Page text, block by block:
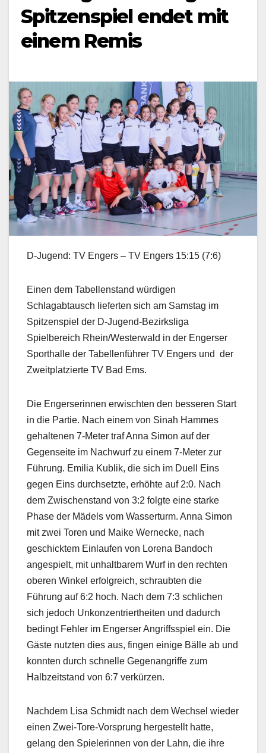
Spitzenspiel endet mit
einem Remis
D-Jugend: TV Engers – TV Engers 15:15 (7:6)
Einen dem Tabellenstand würdigen
Schlagabtausch lieferten sich am Samstag im
Spitzenspiel der D-Jugend-Bezirksliga
Spielbereich Rhein/Westerwald in der Engerser
Sporthalle der Tabellenführer TV Engers und der
Zweitplatzierte TV Bad Ems.
Die Engerserinnen erwischten den besseren Start
in die Partie. Nach einem von Sinah Hammes
gehaltenen 7-Meter traf Anna Simon auf der
Gegenseite im Nachwurf zu einem 7-Meter zur
Führung. Emilia Kublik, die sich im Duell Eins
gegen Eins durchsetzte, erhöhte auf 2:0. Nach
dem Zwischenstand von 3:2 folgte eine starke
Phase der Mädels vom Wasserturm. Anna Simon
mit zwei Toren und Maike Wernecke, nach
geschicktem Einlaufen von Lorena Bandoch
angespielt, mit unhaltbarem Wurf in den rechten
oberen Winkel erfolgreich, schraubten die
Führung auf 6:2 hoch. Nach dem 7:3 schlichen
sich jedoch Unkonzentriertheiten und dadurch
bedingt Fehler im Engerser Angriffsspiel ein. Die
Gäste nutzten dies aus, fingen einige Bälle ab und
konnten durch schnelle Gegenangriffe zum
Halbzeitstand von 6:7 verkürzen.
Nachdem Lisa Schmidt nach dem Wechsel wieder
einen Zwei-Tore-Vorsprung hergestellt hatte,
gelang den Spielerinnen von der Lahn, die ihre